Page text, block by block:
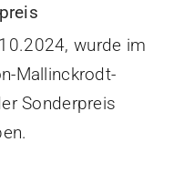
wurde im
Mallinckrodt-
Sonderpreis